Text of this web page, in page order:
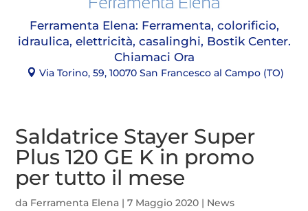
Ferramenta Elena: Ferramenta, colorificio,
idraulica, elettricità, casalinghi, Bostik Center.
Chiamaci Ora
Via Torino, 59, 10070 San Francesco al Campo (TO)
Saldatrice Stayer Super
Plus 120 GE K in promo
per tutto il mese
da Ferramenta Elena |7 Maggio 2020 | News